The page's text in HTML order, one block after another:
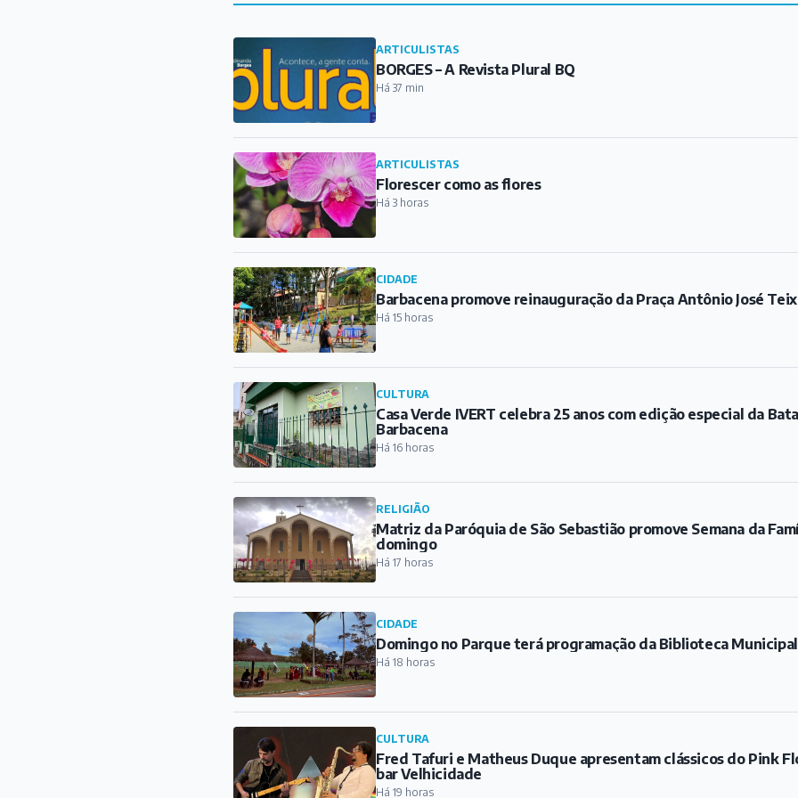
ARTICULISTAS
BORGES – A Revista Plural BQ
Há 37 min
ARTICULISTAS
Florescer como as flores
Há 3 horas
CIDADE
Barbacena promove reinauguração da Praça Antônio José
Há 15 horas
CULTURA
Casa Verde IVERT celebra 25 anos com edição especial da
Barbacena
Há 16 horas
RELIGIÃO
Matriz da Paróquia de São Sebastião promove Semana da
domingo
Há 17 horas
CIDADE
Domingo no Parque terá programação da Biblioteca
Há 18 horas
CULTURA
Fred Tafuri e Matheus Duque apresentam clássicos do Pink
bar Velhicidade
Há 19 horas